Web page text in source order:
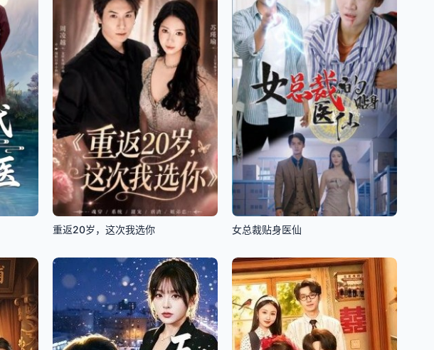
重返20岁，这次我选你 女总裁贴身医仙